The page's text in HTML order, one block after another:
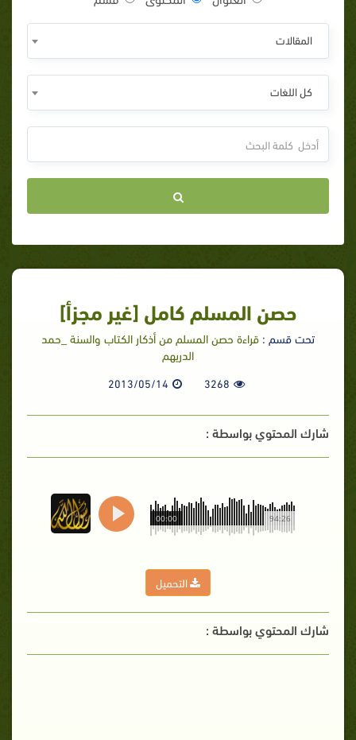
المقالات
كل اللغات
حصن المسلم كامل [غير مجزأ]
تحت قسم : قراءة حصن المسلم من أذكار الكتاب والسنة _حمد
الدريهم
3268
2013/05/14
شارك المحتوي بواسطة :
94:26
00:00
التحميل
شارك المحتوي بواسطة :